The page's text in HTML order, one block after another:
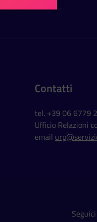
Contatti
tel. +39 06 6779
Ufficio Relazioni
email